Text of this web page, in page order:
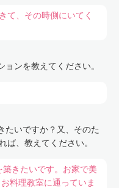
て、その時側にいてく
ンを教えてください。
たいですか？又、そのた
ば、教えてください。
きたいです。お家で美
料理教室に通っていま